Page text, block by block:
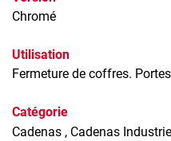
Chromé
Utilisation
Fermeture de coffres.
Catégorie
Cadenas , Cadenas